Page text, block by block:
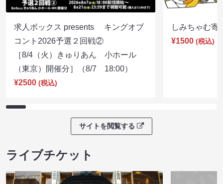
求人ボックス presents キングオブ
コント2026予選２回戦②
［8/4（火）きゅりあん 小ホール
（東京）開催分］（8/7 18:00）
¥2500 (税込)
しみちゃむ
¥1500 (税込)
サイトを閲覧する
ライブチケット